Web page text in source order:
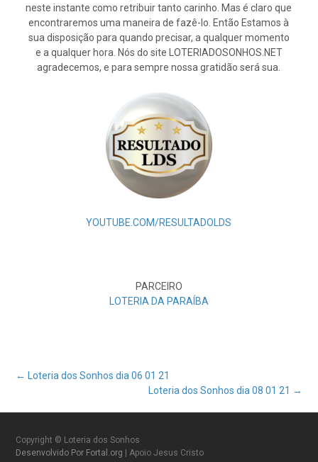
neste instante como retribuir tanto carinho. Mas é claro que
encontraremos uma maneira de fazê-lo. Então Estamos à
sua disposição para quando precisar, a qualquer momento
e a qualquer hora. Nós do site LOTERIADOSONHOS.NET
agradecemos, e para sempre nossa gratidão será sua.
YOUTUBE.COM/RESULTADOLDS
PARCEIRO
LOTERIA DA PARAÍBA
Post
navigation
← Loteria dos Sonhos dia 06 01 21
Loteria dos Sonhos dia 08 01 21 →
Copyright © Loteria dos Sonhos
Desenvolvido Por Fortal.org
| Apoio Jesus Cristo